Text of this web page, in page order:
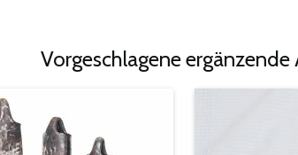
Vorgeschlagene ergänzende